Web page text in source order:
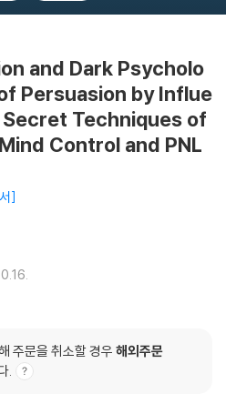
and Dark Psycholo
Persuasion by Influe
Techniques of
Control and PNL
주문을 취소할 경우 해외주문
.